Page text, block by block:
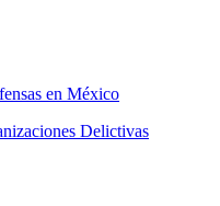
en México
Delictivas